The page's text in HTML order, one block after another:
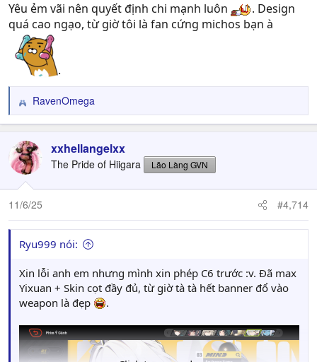
Yêu ẻm vãi nên quyết định chi mạnh luôn
. Design
quá cao ngạo, từ giờ tôi là fan cứng michos bạn à
.
R
e
c
t
i
o
n
:
RavenOmega
xxhellangelxx
The Pride of Hiigara Lão Làng GVN
11/6/25 #4,714
Ryu999 nói:
Xin lỗi anh em nhưng mình xin phép C6 trước :v. Đã max
Yixuan + Skin cọt đầy đủ, từ giờ tà tà hết banner đổ vào
weapon là đẹp
.